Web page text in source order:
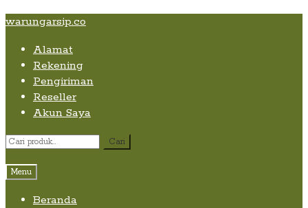
Skip
content
Skip
navigation
Skip
content
warungarsip.co
Alamat
Rekening
Pengiriman
Reseller
Akun Saya
Pencarian
Cari
Menu
Beranda